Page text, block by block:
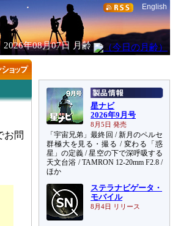
English
2026年08月07日 月齢
お問
星ナビ
2026年9月号
8月5日 発売
「宇宙兄弟」最終回 / 新月のペルセ
群極大を見る・撮る / 変わる「惑
星」の定義 / 星空の下で深呼吸する
天文台浴 / TAMRON 12-20mm F2.8 /
ほか
ステラナビゲータ・
モバイル
8月4日 リリース